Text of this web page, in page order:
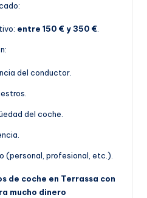
entre 150 € y 350 €.
del conductor.
del coche.
(personal, profesional, etc.).
de coche en Terrassa con
mucho dinero